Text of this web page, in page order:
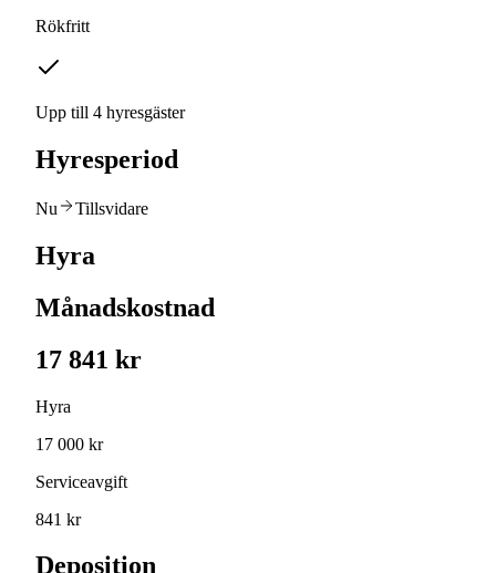
Rökfritt
Upp till 4 hyresgäster
Hyresperiod
Nu Tillsvidare
Hyra
Månadskostnad
17 841 kr
Hyra
17 000 kr
Serviceavgift
841 kr
Deposition